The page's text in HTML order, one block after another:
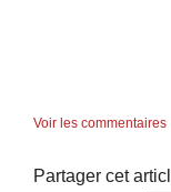
Voir les commentaires
Partager cet